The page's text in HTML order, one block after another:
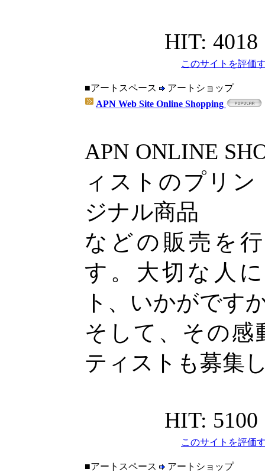
HIT: 4018
このサイトを評価
■アートスペース
アートショップ
APN Web Site Online Shopping
APN ONLINE
ィストのプリン
ジナル商品
などの販売を
す。大切な人
ト、いかがです
そして、その感
ティストも募集
HIT: 5100
このサイトを評価
■アートスペース
アートショップ